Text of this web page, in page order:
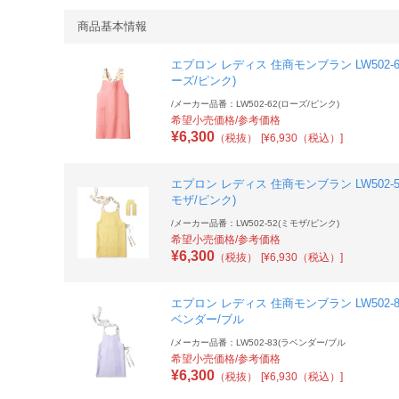
商品基本情報
エプロン レディス 住商モンブラン LW502-
ーズ/ピンク)
/ メーカー品番：LW502-62(ローズ/ピンク)
希望小売価格/参考価格
¥6,300 （税抜） [¥6,930（税込）]
エプロン レディス 住商モンブラン LW502-
モザ/ピンク)
/ メーカー品番：LW502-52(ミモザ/ピンク)
希望小売価格/参考価格
¥6,300 （税抜） [¥6,930（税込）]
エプロン レディス 住商モンブラン LW502-
ベンダー/ブル
/ メーカー品番：LW502-83(ラベンダー/ブル
希望小売価格/参考価格
¥6,300 （税抜） [¥6,930（税込）]